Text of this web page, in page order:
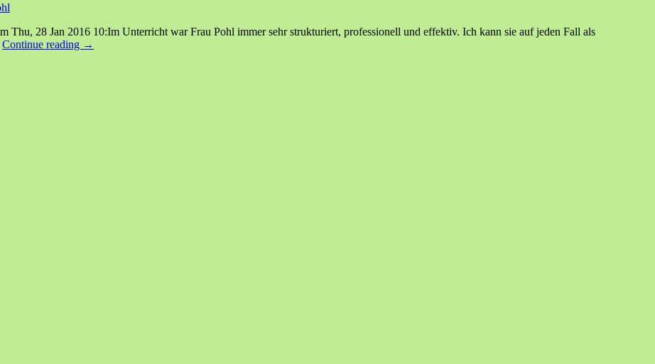
Thu, 28 Jan 2016 10:Im Unterricht war Frau Pohl immer sehr strukturiert, professionell und effektiv. Ich kann sie auf jeden Fall als
Continue reading →